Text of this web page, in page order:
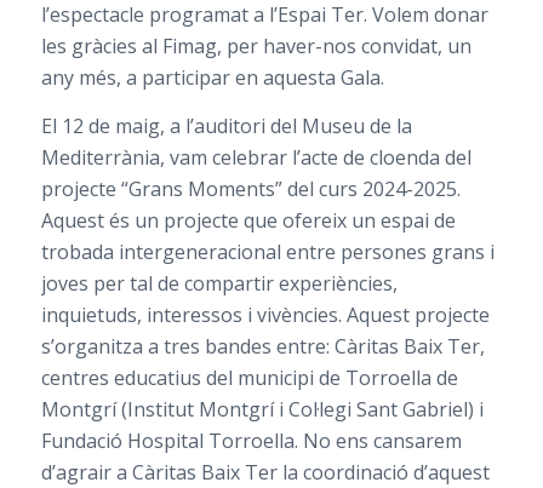
l’espectacle programat a l’Espai Ter. Volem donar
les gràcies al Fimag, per haver-nos convidat, un
any més, a participar en aquesta Gala.
El 12 de maig, a l’auditori del Museu de la
Mediterrània, vam celebrar l’acte de cloenda del
projecte “Grans Moments” del curs 2024-2025.
Aquest és un projecte que ofereix un espai de
trobada intergeneracional entre persones grans i
joves per tal de compartir experiències,
inquietuds, interessos i vivències. Aquest projecte
s’organitza a tres bandes entre: Càritas Baix Ter,
centres educatius del municipi de Torroella de
Montgrí (Institut Montgrí i Col·legi Sant Gabriel) i
Fundació Hospital Torroella. No ens cansarem
d’agrair a Càritas Baix Ter la coordinació d’aquest